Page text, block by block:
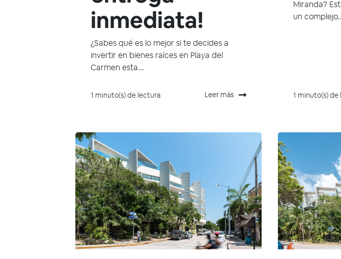
inmediata!
¿Sabes qué es lo mejor si te decides a
invertir en bienes raíces en Playa del
Carmen esta...
1 minuto(s) de lectura Leer más
Miranda?
un
1 minuto(s)